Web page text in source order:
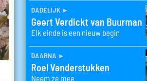
dadelijk ►
Geert Verdickt van Buurman
Elk einde is een nieuw begin
daarna ►
Roel Vanderstukken
Neem ze mee